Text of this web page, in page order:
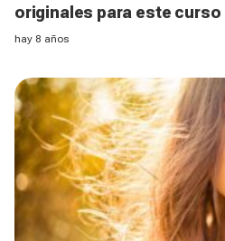
originales para este curso
hay 8 años